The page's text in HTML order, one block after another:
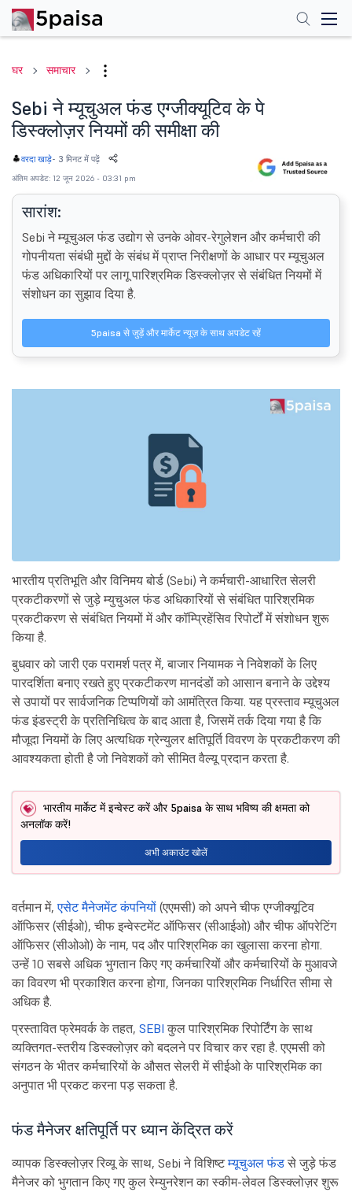
घर समाचार
Sebi ने म्यूचुअल फंड एग्जीक्यूटिव के पे
डिस्क्लोज़र नियमों की समीक्षा की
वरदा खाड़े- 3 मिनट में पढ़ें
अंतिम अपडेट: 12 जून 2026 - 03:31 pm
सारांश:
Sebi ने म्यूचुअल फंड उद्योग से उनके ओवर-रेगुलेशन और कर्मचारी की
गोपनीयता संबंधी मुद्दों के संबंध में प्राप्त निरीक्षणों के आधार पर म्यूचुअल
फंड अधिकारियों पर लागू पारिश्रमिक डिस्क्लोज़र से संबंधित नियमों में
संशोधन का सुझाव दिया है.
5paisa से जुड़ें और मार्केट न्यूज़ के साथ अपडेट रहें
भारतीय प्रतिभूति और विनिमय बोर्ड (Sebi) ने कर्मचारी-आधारित सेलरी
प्रकटीकरणों से जुड़े म्युचुअल फंड अधिकारियों से संबंधित पारिश्रमिक
प्रकटीकरण से संबंधित नियमों में और कॉम्प्रिहेंसिव रिपोर्टों में संशोधन शुरू
किया है.
बुधवार को जारी एक परामर्श पत्र में, बाजार नियामक ने निवेशकों के लिए
पारदर्शिता बनाए रखते हुए प्रकटीकरण मानदंडों को आसान बनाने के उद्देश्य
से उपायों पर सार्वजनिक टिप्पणियों को आमंत्रित किया. यह प्रस्ताव म्यूचुअल
फंड इंडस्ट्री के प्रतिनिधित्व के बाद आता है, जिसमें तर्क दिया गया है कि
मौजूदा नियमों के लिए अत्यधिक ग्रेन्युलर क्षतिपूर्ति विवरण के प्रकटीकरण की
आवश्यकता होती है जो निवेशकों को सीमित वैल्यू प्रदान करता है.
भारतीय मार्केट में इन्वेस्ट करें और 5paisa के साथ भविष्य की क्षमता को
अनलॉक करें!
अभी अकाउंट खोलें
वर्तमान में,एसेट मैनेजमेंट कंपनियों (एएमसी) को अपने चीफ एग्जीक्यूटिव
ऑफिसर (सीईओ), चीफ इन्वेस्टमेंट ऑफिसर (सीआईओ) और चीफ ऑपरेटिंग
ऑफिसर (सीओओ) के नाम, पद और पारिश्रमिक का खुलासा करना होगा.
उन्हें 10 सबसे अधिक भुगतान किए गए कर्मचारियों और कर्मचारियों के मुआवजे
का विवरण भी प्रकाशित करना होगा, जिनका पारिश्रमिक निर्धारित सीमा से
अधिक है.
प्रस्तावित फ्रेमवर्क के तहत, SEBI कुल पारिश्रमिक रिपोर्टिंग के साथ
व्यक्तिगत-स्तरीय डिस्क्लोज़र को बदलने पर विचार कर रहा है. एएमसी को
संगठन के भीतर कर्मचारियों के औसत सेलरी में सीईओ के पारिश्रमिक का
अनुपात भी प्रकट करना पड़ सकता है.
फंड मैनेजर क्षतिपूर्ति पर ध्यान केंद्रित करें
व्यापक डिस्क्लोज़र रिव्यू के साथ, Sebi ने विशिष्टम्यूचुअल फंड से जुड़े फंड
मैनेजर को भुगतान किए गए कुल रेम्युनरेशन का स्कीम-लेवल डिस्क्लोज़र शुरू